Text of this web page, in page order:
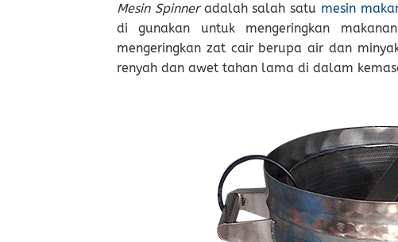
Mesin Spinneradalah salah satu mesin
di gunakan untuk mengeringkan
mengeringkan zat cair berupa air dan
renyah dan awet tahan lama di dalam